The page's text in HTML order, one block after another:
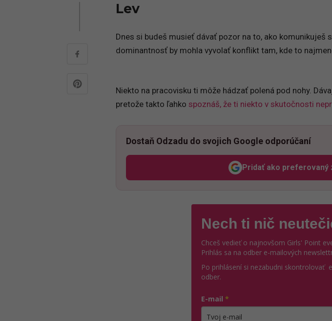
Lev
Dnes si budeš musieť dávať pozor na to, ako komunikuješ
dominantnosť by mohla vyvolať konflikt tam, kde to
Niekto na pracovisku ti môže hádzať polená pod nohy.
pretože takto ľahko spoznáš, že ti niekto v skutočnosti
Dostaň Odzadu do svojich Google odporúčaní
Pridať ako preferovaný
Odzadu,
Nech ti nič
Chceš vedieť o najnovšom Girls' Point
Prihlás sa na odber e-mailových
Po prihlásení si nezabudni skontrolovať
odber.
E-mail *